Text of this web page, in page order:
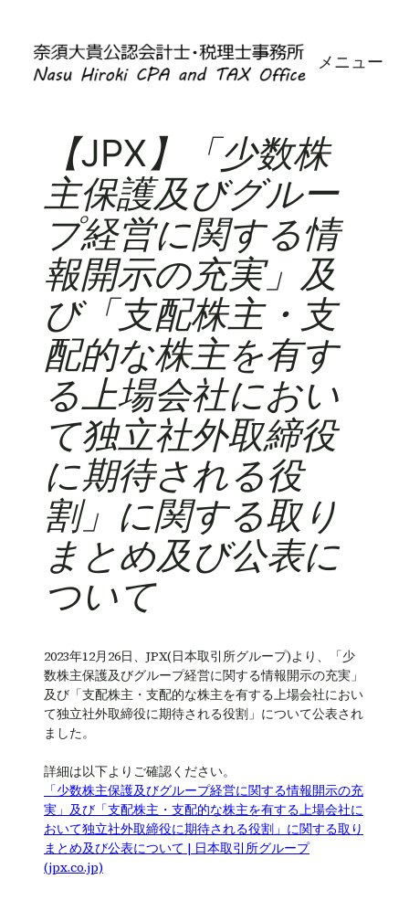
メニュー
【JPX】「少数株
主保護及びグルー
プ経営に関する情
報開示の充実」及
び「支配株主・支
配的な株主を有す
る上場会社におい
て独立社外取締役
に期待される役
割」に関する取り
まとめ及び公表に
ついて
2023年12月26日、JPX(日本取引所グループ)より、「少
数株主保護及びグループ経営に関する情報開示の充実」
及び「支配株主・支配的な株主を有する上場会社におい
て独立社外取締役に期待される役割」について公表され
ました。
詳細は以下よりご確認ください。
「少数株主保護及びグループ経営に関する情報開示の充
実」及び「支配株主・支配的な株主を有する上場会社に
おいて独立社外取締役に期待される役割」に関する取り
まとめ及び公表について | 日本取引所グループ
(jpx.co.jp)